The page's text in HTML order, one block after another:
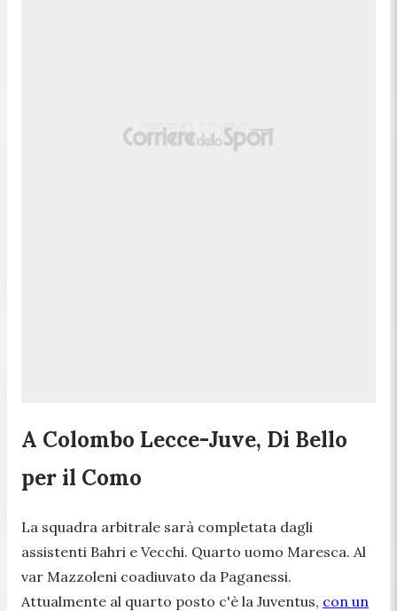
A Colombo Lecce-Juve, Di Bello
per il Como
La squadra arbitrale sarà completata dagli
assistenti Bahri e Vecchi. Quarto uomo Maresca. Al
var Mazzoleni coadiuvato da Paganessi.
Attualmente al quarto posto c'è la Juventus, con un